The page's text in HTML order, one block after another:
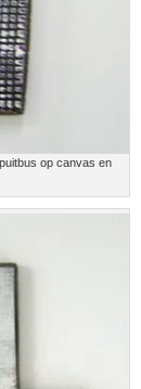
op canvas en